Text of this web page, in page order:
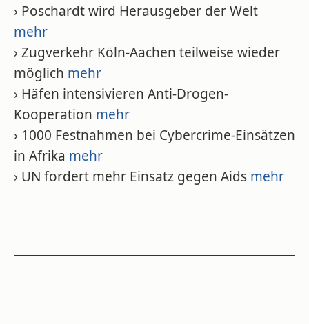
› Poschardt wird Herausgeber der Welt
mehr
› Zugverkehr Köln-Aachen teilweise wieder
möglich mehr
› Häfen intensivieren Anti-Drogen-
Kooperation mehr
› 1000 Festnahmen bei Cybercrime-Einsätzen
in Afrika mehr
› UN fordert mehr Einsatz gegen Aids mehr